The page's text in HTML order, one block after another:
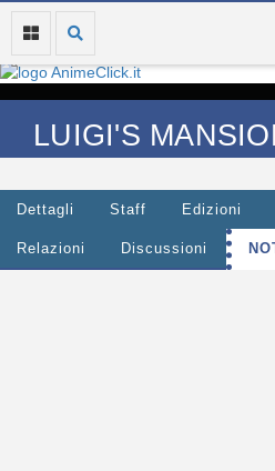
LUIGI'S
Dettagli Staff Edizioni
Relazioni Discussioni